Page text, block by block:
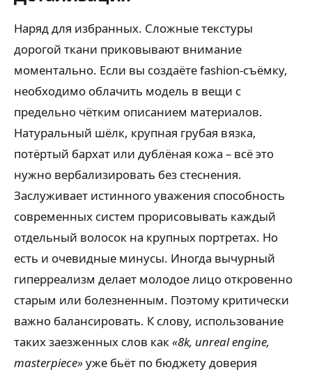
Наряд для избранных. Сложные текстуры
дорогой ткани приковывают внимание
моментально. Если вы создаёте fashion-съёмку,
необходимо облачить модель в вещи с
предельно чётким описанием материалов.
Натуральный шёлк, крупная грубая вязка,
потёртый бархат или дублёная кожа – всё это
нужно вербализировать без стеснения.
Заслуживает истинного уважения способность
современных систем прорисовывать каждый
отдельный волосок на крупных портретах. Но
есть и очевидные минусы. Иногда вычурный
гиперреализм делает молодое лицо откровенно
старым или болезненным. Поэтому критически
важно балансировать. К слову, использование
таких заезженных слов как«8k, unreal engine,
masterpiece»уже бьёт по бюджету доверия